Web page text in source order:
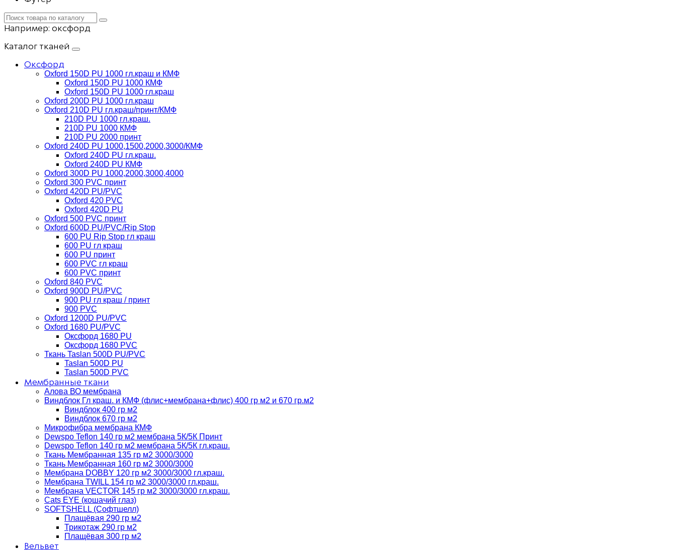
Например: оксфорд
Каталог тканей
Оксфорд
Oxford 150D PU 1000 гл.краш и КМФ
Oxford 150D PU 1000 КМФ
Oxford 150D PU 1000 гл.краш
Oxford 200D PU 1000 гл.краш
Oxford 210D PU гл.краш/принт/КМФ
210D PU 1000 гл.краш.
210D PU 1000 КМФ
210D PU 2000 принт
Oxford 240D PU 1000,1500,2000,3000/КМФ
Oxford 240D PU гл.краш.
Oxford 240D PU КМФ
Oxford 300D PU 1000,2000,3000,4000
Oxford 300 PVC принт
Oxford 420D PU/PVC
Oxford 420 PVC
Oxford 420D PU
Oxford 500 PVC принт
Oxford 600D PU/PVC/Rip Stop
600 PU Rip Stop гл краш
600 PU гл краш
600 PU принт
600 PVC гл краш
600 PVC принт
Oxford 840 PVC
Oxford 900D PU/PVC
900 PU гл краш / принт
900 PVC
Oxford 1200D PU/PVC
Oxford 1680 PU/PVC
Оксфорд 1680 PU
Оксфорд 1680 PVC
Ткань Taslan 500D PU/PVC
Taslan 500D PU
Taslan 500D PVC
Мембранные ткани
Алова ВО мембрана
Виндблок Гл краш. и КМФ (флис+мембрана+флис) 400 гр м2 и 670 гр.м2
Виндблок 400 гр м2
Виндблок 670 гр м2
Микрофибра мембрана КМФ
Dewspo Teflon 140 гр м2 мембрана 5К/5К Принт
Dewspo Teflon 140 гр м2 мембрана 5К/5К гл.краш.
Ткань Мембранная 135 гр м2 3000/3000
Ткань Мембранная 160 гр м2 3000/3000
Мембрана DOBBY 120 гр м2 3000/3000 гл.краш.
Мембрана TWILL 154 гр м2 3000/3000 гл.краш.
Мембрана VECTOR 145 гр м2 3000/3000 гл.краш.
Cats EYE (кошачий глаз)
SOFTSHELL (Софтшелл)
Плащёвая 290 гр м2
Трикотаж 290 гр м2
Плащёвая 300 гр м2
Вельвет